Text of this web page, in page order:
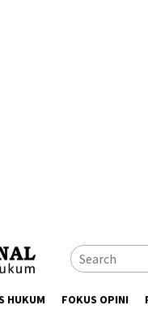
HUKUM FOKUS OPINI